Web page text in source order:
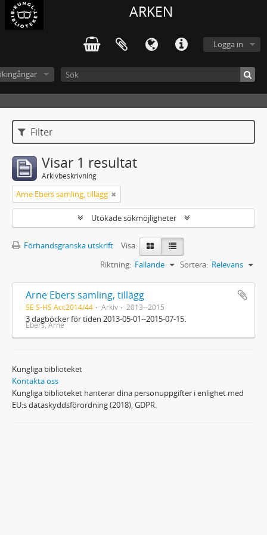
ARKEN
Logga in
Filter
Visar 1 resultat
Arkivbeskrivning
Arne Ebers samling, tillägg
Utökade sökmöjligheter
Förhandsgranska utskrift
Visa:
Sortera: Relevans
Riktning: Fallande
Arne Ebers samling, tillägg
SE S-HS Acc2014/44 Arkiv 2013--2015
3 dagböcker för tiden 2013-05-01--2015-07-15.
Ebers, Arne
Kungliga biblioteket
Kontakta oss
Kungliga biblioteket hanterar dina personuppgifter i enlighet med
EU:s dataskyddsförordning (2018), GDPR.